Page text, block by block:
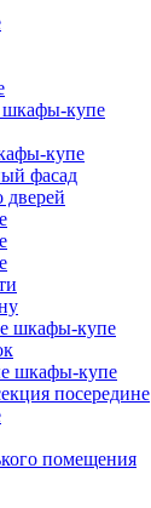
шкафы-купе
купе
фасад
дверей
шкафы-купе
шкафы-купе
посередине
помещения